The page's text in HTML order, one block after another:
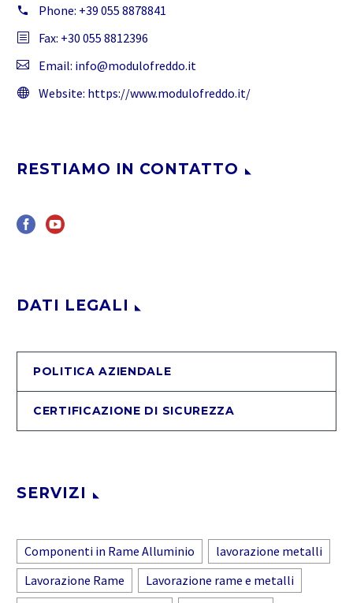
Phone: +39 055 8878841
Fax: +30 055 8812396
Email: info@modulofreddo.it
Website: https://www.modulofreddo.it/
RESTIAMO IN CONTATTO
DATI LEGALI
POLITICA AZIENDALE
CERTIFICAZIONE DI SICUREZZA
SERVIZI
Componenti in Rame Alluminio
lavorazione metalli
Lavorazione Rame
Lavorazione rame e metalli